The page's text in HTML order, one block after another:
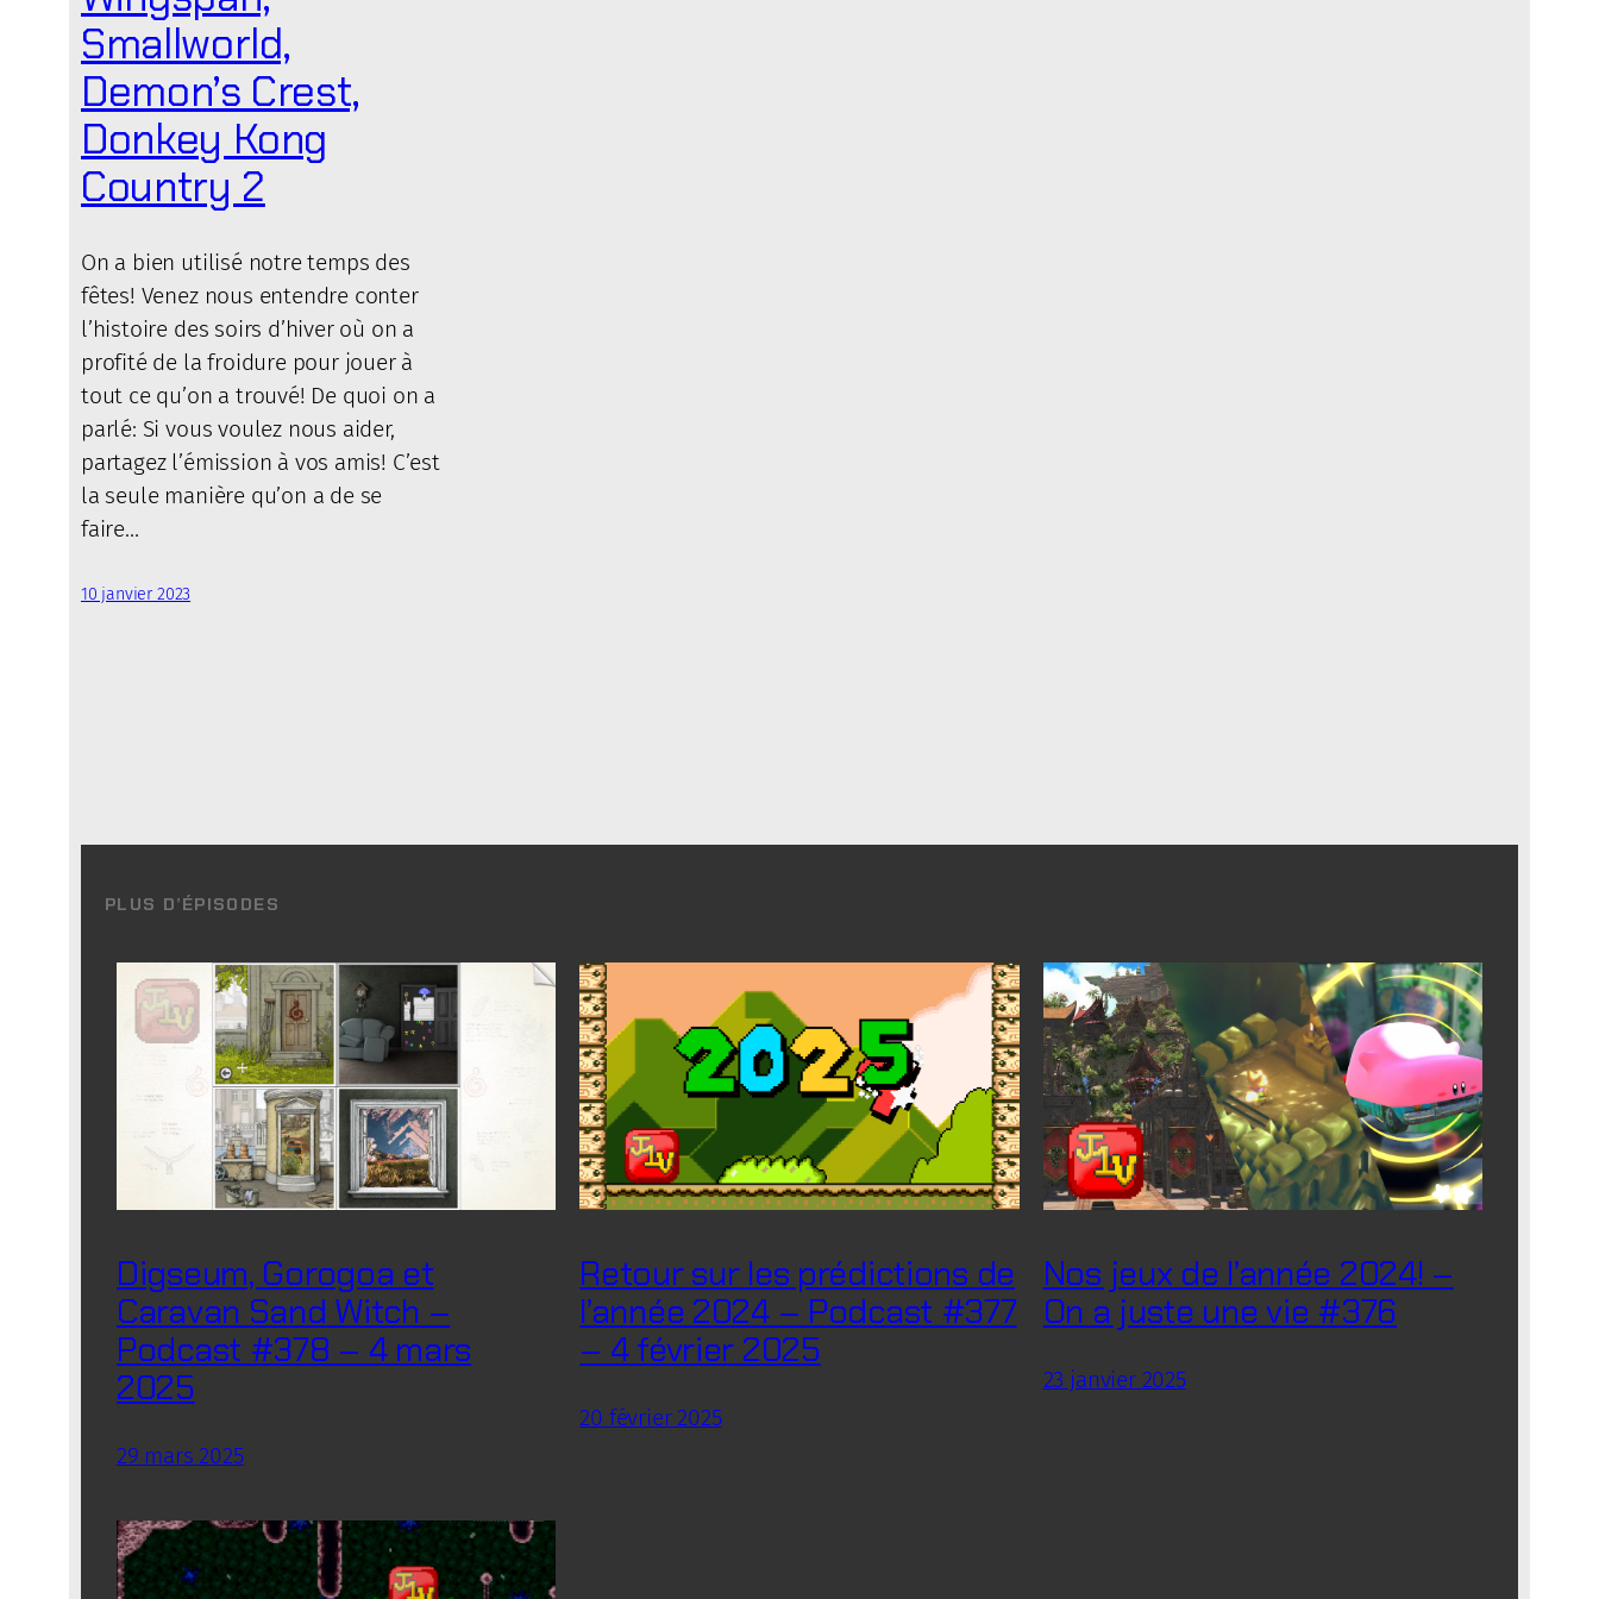
Smallworld,
Demon’s Crest,
Donkey Kong
Country 2
On a bien utilisé notre temps des
fêtes! Venez nous entendre conter
l’histoire des soirs d’hiver où on a
profité de la froidure pour jouer à
tout ce qu’on a trouvé! De quoi on a
parlé: Si vous voulez nous aider,
partagez l’émission à vos amis! C’est
la seule manière qu’on a de se
faire…
10 janvier 2023
PLUS D’ÉPISODES
Digseum, Gorogoa et
Caravan Sand Witch –
Podcast #378 – 4 mars
2025
29 mars 2025
Retour sur les prédictions de
l’année 2024 – Podcast #377
– 4 février 2025
20 février 2025
Nos jeux de l’année 2024! –
On a juste une vie #376
23 janvier 2025